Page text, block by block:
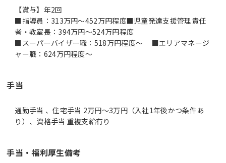
【賞与】年2回
■指導員：313万円～452万円程度■児童発達支援管理責任
者・教室長：394万円～524万円程度
■スーパーバイザー職：518万円程度～ ■エリアマネージ
ャー職：624万円程度～
手当
通勤手当 、住宅手当 2万円～3万円（入社1年後かつ条件あ
り）、資格手当 重複支給有り
手当・福利厚生備考